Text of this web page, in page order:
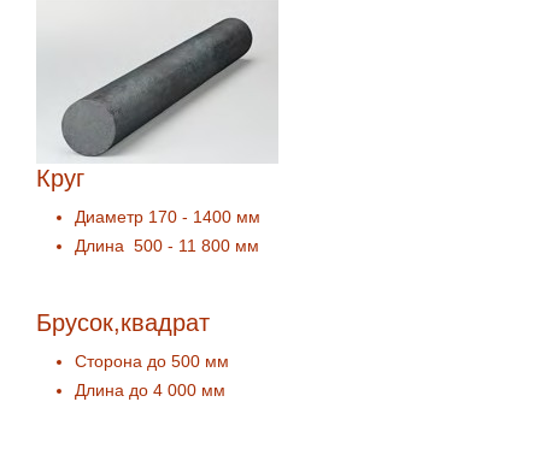
Круг
Диаметр 170 - 1400 мм
Длина 500 - 11 800 мм
Брусок,квадрат
Сторона до 500 мм
Длина до 4 000 мм